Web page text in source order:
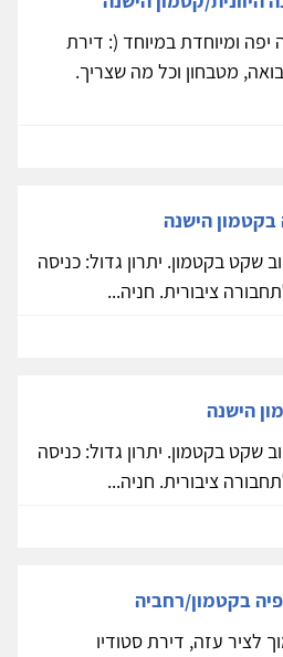
יפה ומיוחדת במיוחד (: דירת
מטבחון וכל מה שצריך.
בקטמון הישנה
שקט בקטמון. יתרון גדול: כניסה
ציבורית. חניה...
הישנה
שקט בקטמון. יתרון גדול: כניסה
ציבורית. חניה...
בקטמון/רחביה
לציר עזה, דירת סטודיו